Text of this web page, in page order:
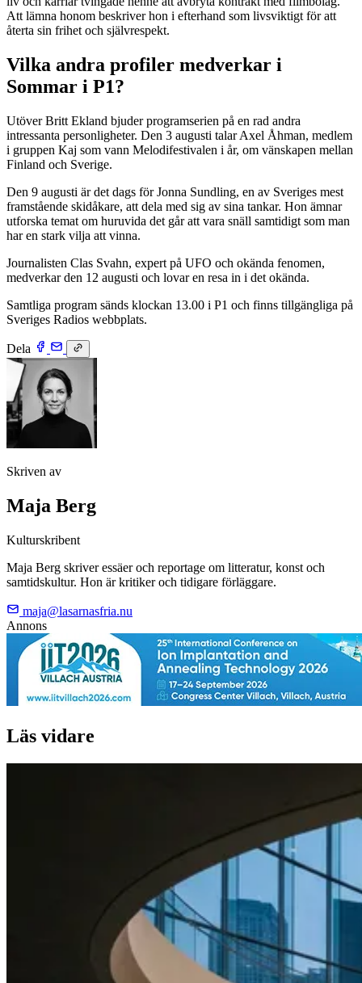
Att lämna honom beskriver hon i efterhand som livsviktigt för att
återta sin frihet och självrespekt.
Vilka andra profiler medverkar i
Sommar i P1?
Utöver Britt Ekland bjuder programserien på en rad andra
intressanta personligheter. Den 3 augusti talar Axel Åhman, medlem
i gruppen Kaj som vann Melodifestivalen i år, om vänskapen mellan
Finland och Sverige.
Den 9 augusti är det dags för Jonna Sundling, en av Sveriges mest
framstående skidåkare, att dela med sig av sina tankar. Hon ämnar
utforska temat om huruvida det går att vara snäll samtidigt som man
har en stark vilja att vinna.
Journalisten Clas Svahn, expert på UFO och okända fenomen,
medverkar den 12 augusti och lovar en resa in i det okända.
Samtliga program sänds klockan 13.00 i P1 och finns tillgängliga på
Sveriges Radios webbplats.
Dela
Skriven av
Maja Berg
Kulturskribent
Maja Berg skriver essäer och reportage om litteratur, konst och
samtidskultur. Hon är kritiker och tidigare förläggare.
maja@lasarnasfria.nu
Annons
Läs vidare